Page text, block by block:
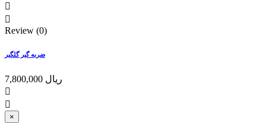


Review (0)
ضربه گیر گلگیر
7,800,000 ریال


×